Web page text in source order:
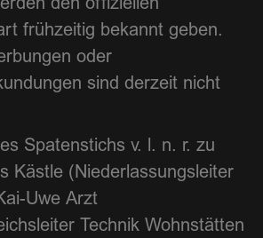
frühzeitig bekannt geben.
oder
sind derzeit nicht
Spatenstichs v. l. n. r. zu
Kästle (Niederlassungsleiter
Uwe Arzt
Technik Wohnstätten